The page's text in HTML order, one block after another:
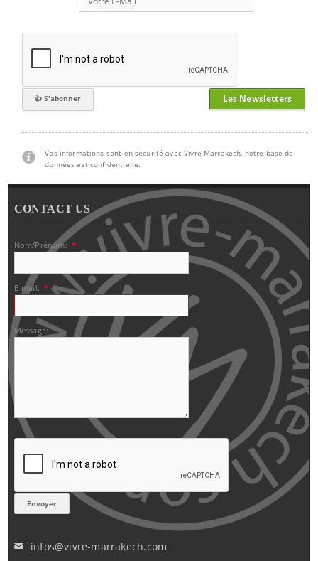
Les Newsletters
Vos informations sont en sécurité avec Vivre Marrakech, notre base de
données est confidentielle.
CONTACT US
Nom/Prénom: *
E-mail: *
Message:
✉ infos@vivre-marrakech.com